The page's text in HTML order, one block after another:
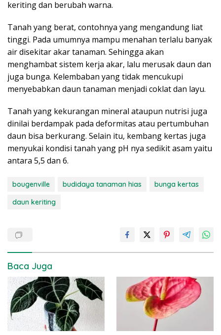
keriting dan berubah warna.
Tanah yang berat, contohnya yang mengandung liat
tinggi. Pada umumnya mampu menahan terlalu banyak
air disekitar akar tanaman. Sehingga akan
menghambat sistem kerja akar, lalu merusak daun dan
juga bunga. Kelembaban yang tidak mencukupi
menyebabkan daun tanaman menjadi coklat dan layu.
Tanah yang kekurangan mineral ataupun nutrisi juga
dinilai berdampak pada deformitas atau pertumbuhan
daun bisa berkurang. Selain itu, kembang kertas juga
menyukai kondisi tanah yang pH nya sedikit asam yaitu
antara 5,5 dan 6.
bougenville budidaya tanaman hias
bunga kertas
daun keriting
Baca Juga